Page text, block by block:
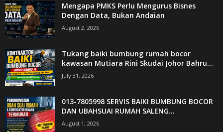
Mengapa PMKS Perlu Mengurus Bisnes
Dengan Data, Bukan Andaian
August 2, 2026
Tukang baiki bumbung rumah bocor
kawasan Mutiara Rini Skudai Johor Bahru...
July 31, 2026
013-7805998 SERVIS BAIKI BUMBUNG BOCOR
DAN UBAHSUAI RUMAH SALENG...
August 1, 2026